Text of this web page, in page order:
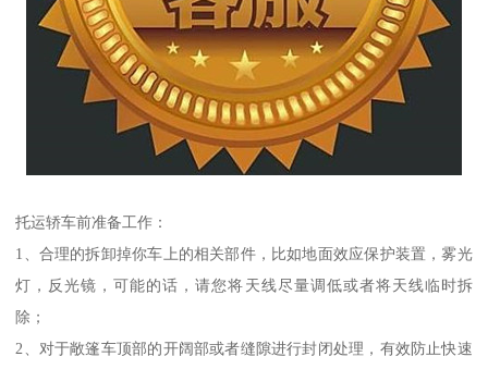
托运轿车前准备工作：
1、合理的拆卸掉你车上的相关部件，比如地面效应保护装置，雾光
灯，反光镜，可能的话，请您将天线尽量调低或者将天线临时拆
除；
2、对于敞篷车顶部的开阔部或者缝隙进行封闭处理，有效防止快速